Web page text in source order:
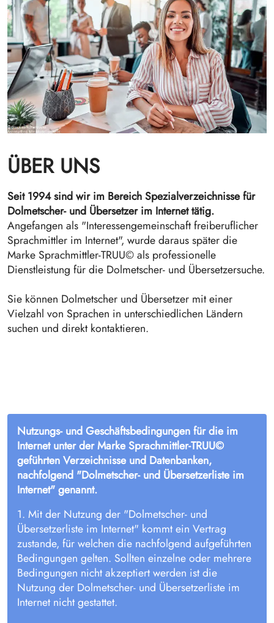
ÜBER UNS
Seit 1994 sind wir im Bereich Spezialverzeichnisse für
Dolmetscher- und Übersetzer im Internet tätig.
Angefangen als "Interessengemeinschaft freiberuflicher
Sprachmittler im Internet", wurde daraus später die
Marke Sprachmittler-TRUU© als professionelle
Dienstleistung für die Dolmetscher- und Übersetzersuche.
Sie können Dolmetscher und Übersetzer mit einer
Vielzahl von Sprachen in unterschiedlichen Ländern
suchen und direkt kontaktieren.
Nutzungs- und Geschäftsbedingungen für die im
Internet unter der Marke Sprachmittler-TRUU©
geführten Verzeichnisse und Datenbanken,
nachfolgend "Dolmetscher- und Übersetzerliste im
Internet" genannt.
1. Mit der Nutzung der "Dolmetscher- und
Übersetzerliste im Internet" kommt ein Vertrag
zustande, für welchen die nachfolgend aufgeführten
Bedingungen gelten. Sollten einzelne oder mehrere
Bedingungen nicht akzeptiert werden ist die
Nutzung der Dolmetscher- und Übersetzerliste im
Internet nicht gestattet.